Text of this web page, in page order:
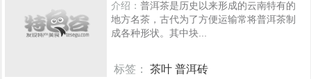
介绍： 普洱茶是历史以来形成的云南特有的
地方名茶，古代为了方便运输常将普洱茶制
成各种形状。其中块...
标签： 茶叶 普洱砖